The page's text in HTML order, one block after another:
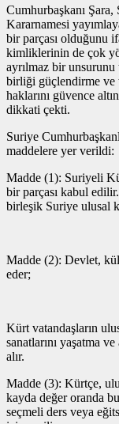
Cumhurbaşkanı
Kararnamesi
bir parçası olduğunu
kimliklerinin de çok
ayrılmaz bir
birliği güçlendirme ve
haklarını güvence
dikkati çekti.
Suriye
maddelere yer verildi:
Madde (1): Suriyeli
bir parçası kabul
birleşik Suriye ulusal
Madde (2): Devlet,
eder;
Kürt vatandaşların
sanatlarını yaşatma
alır.
Madde (3): Kürtçe,
kayda değer oranda
seçmeli ders veya